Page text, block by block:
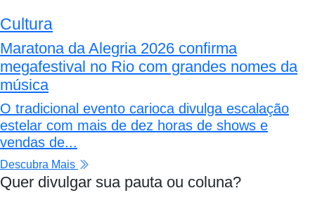
Cultura
Maratona da Alegria 2026 confirma
megafestival no Rio com grandes nomes da
música
O tradicional evento carioca divulga escalação
estelar com mais de dez horas de shows e
vendas de...
Descubra Mais
Quer divulgar sua pauta ou coluna?